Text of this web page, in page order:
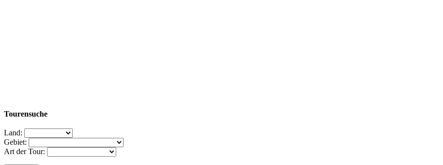
Tourensuche
Land:
Gebiet:
Art der Tour: